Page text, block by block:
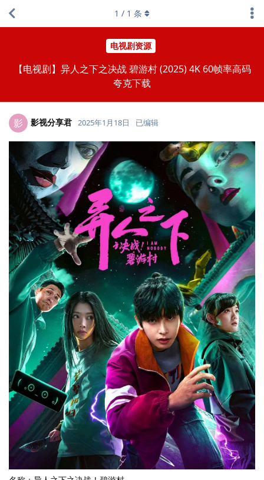
电视剧资源
【电视剧】异人之下之决战 碧游村 (2025) 4K 60帧率高码
夸克下载
1 / 1 条
影 影视分享君 2025年1月18日 已编辑